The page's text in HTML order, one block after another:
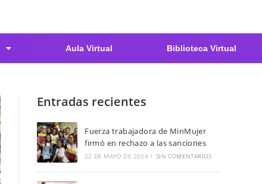
Aula Virtual Biblioteca Virtual
Entradas recientes
Fuerza trabajadora de MinMujer
firmó en rechazo a las sanciones
22 DE MAYO DE 2024 / SIN COMENTARIOS